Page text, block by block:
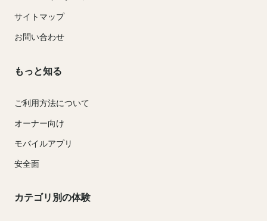
サイトマップ
お問い合わせ
もっと知る
ご利用方法について
オーナー向け
モバイルアプリ
安全面
カテゴリ別の体験